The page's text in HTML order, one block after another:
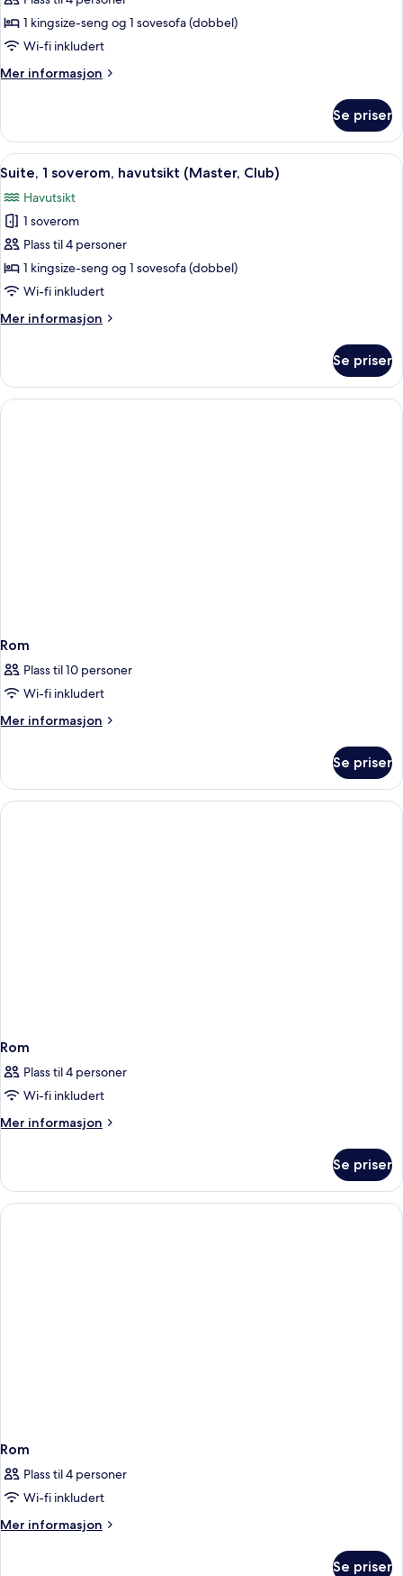
Suite
King
1 kingsize-seng og 1 sovesofa (dobbel)
Wi-fi inkludert
Mer informasjon
Mer
Suite
King
Se priser
Åpne
alle
bildene
av
Suite,
1
soverom,
(Master,
Sengetøy av topp kvalitet, dundyner
4
Suite, 1 soverom, havutsikt (Master, Club)
Havutsikt
1 soverom
Plass til 4 personer
1 kingsize-seng og 1 sovesofa (dobbel)
Wi-fi inkludert
Mer informasjon
Mer
1
soverom,
havutsikt
Se priser
Rom
Plass til 10 personer
Wi-fi inkludert
Mer informasjon
Mer
Se priser
Rom
Plass til 4 personer
Wi-fi inkludert
Mer informasjon
Mer
Se priser
Rom
Plass til 4 personer
Wi-fi inkludert
Mer informasjon
Mer
Se priser